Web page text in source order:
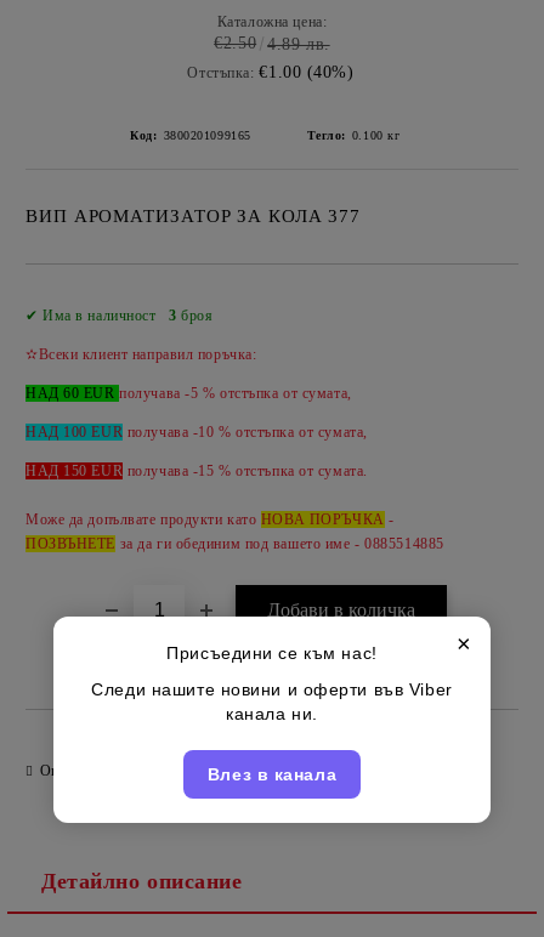
Каталожна цена:
€2.50 4.89 лв.
Отстъпка: €1.00 (40%)
Код: 3800201099165 Тегло: 0.100 кг
ВИП АРОМАТИЗАТОР ЗА КОЛА 377
✔ Има в наличност3 броя
✫Всеки клиент направил поръчка:
НАД 60 EURполучава -5 % отстъпка от сумата,
НАД 100 EUR получава -10 % отстъпка от сумата,
НАД 150 EUR получава -15 %отстъпка от сумата.
Може да допълвате продукти като НОВА ПОРЪЧКА -
ПОЗВЪНЕТЕ за да ги обединим под вашето име - 0885514885
Оцени продукта
Детайлно описание
×
Присъедини се към нас!
Следи нашите новини и оферти във Viber
канала ни.
Влез в канала